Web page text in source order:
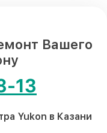
Вашего
13
Yukon в Казани